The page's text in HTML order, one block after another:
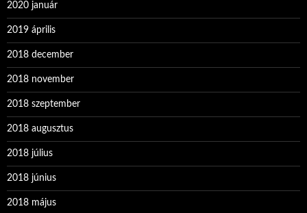
2020 január
2019 április
2018 december
2018 november
2018 szeptember
2018 augusztus
2018 július
2018 június
2018 május